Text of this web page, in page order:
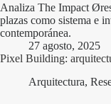
Analiza The Impact
plazas como sistema e
contemporánea.
27 agosto, 2025
Pixel Building:
Arquitectura,